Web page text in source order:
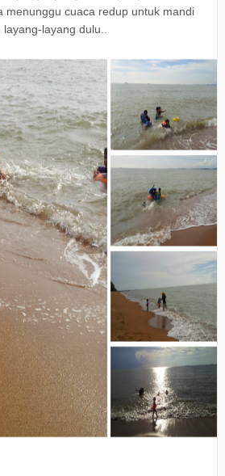
menunggu cuaca redup untuk mandi
layang dulu..